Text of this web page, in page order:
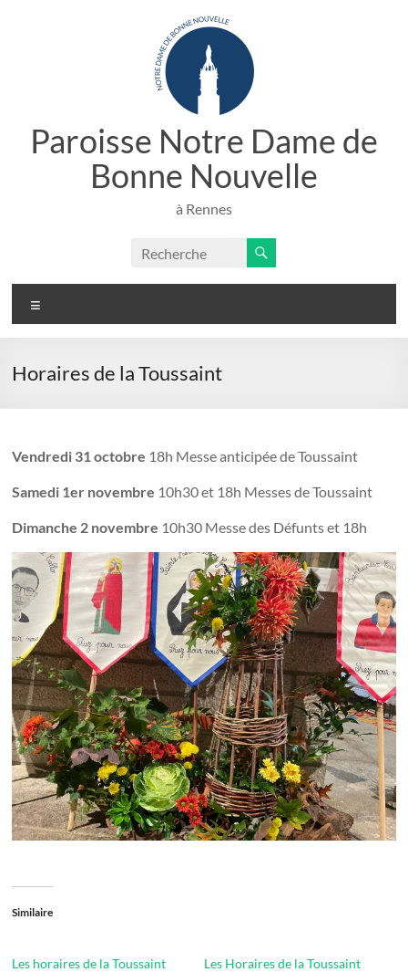
Paroisse Notre Dame de
Bonne Nouvelle
à Rennes
Horaires de la Toussaint
Vendredi 31 octobre 18h Messe anticipée de Toussaint
Samedi 1er novembre 10h30 et 18h Messes de Toussaint
Dimanche 2 novembre 10h30 Messe des Défunts et 18h
Similaire
Les horaires de la Toussaint
Les Horaires de la Toussaint